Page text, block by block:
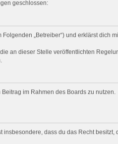
geschlossen:
„Betreiber“) und erklärst dich
an dieser Stelle veröffentlichten
im Rahmen des Boards zu nutzen.
dass du das Recht